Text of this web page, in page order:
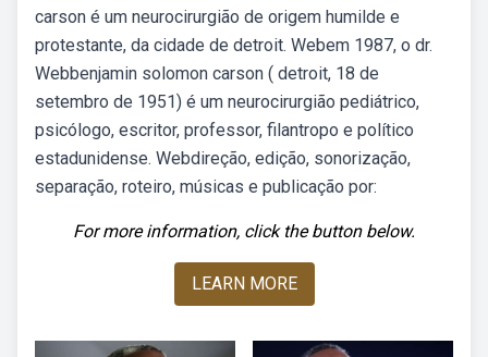
carson é um neurocirurgião de origem humilde e
protestante, da cidade de detroit. Webem 1987, o dr.
Webbenjamin solomon carson ( detroit, 18 de
setembro de 1951) é um neurocirurgião pediátrico,
psicólogo, escritor, professor, filantropo e político
estadunidense. Webdireção, edição, sonorização,
separação, roteiro, músicas e publicação por:
For more information, click the button below.
LEARN MORE